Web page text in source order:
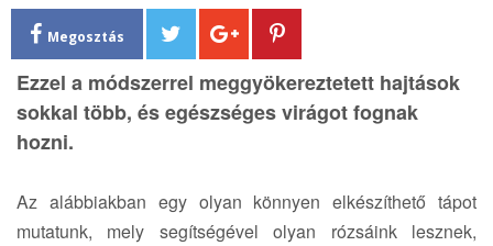
i
n
Megosztás
Ezzel a módszerrel meggyökereztetett hajtások
sokkal több, és egészséges virágot fognak
hozni.
Az alábbiakban egy olyan könnyen elkészíthető tápot
mutatunk, mely segítségével olyan rózsáink lesznek,